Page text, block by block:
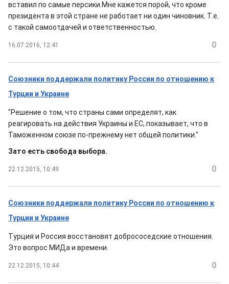
вставил по самые персики.Мне кажется порой, что кроме
президента в этой стране не работает ни один чиновник. Т.е.
с такой самоотдачей и ответственностью.
16.07.2016, 12:41 0
Союзники поддержали политику России по отношению к
Турции и Украине
"Решение о том, что страны сами определят, как
реагировать на действия Украины и ЕС, показывает, что в
Таможенном союзе по-прежнему нет общей политики."
Зато есть свобода выбора.
22.12.2015, 10:49 0
Союзники поддержали политику России по отношению к
Турции и Украине
Турция и Россия восстановят добрососедские отношения.
Это вопрос МИДа и времени.
22.12.2015, 10:44 0